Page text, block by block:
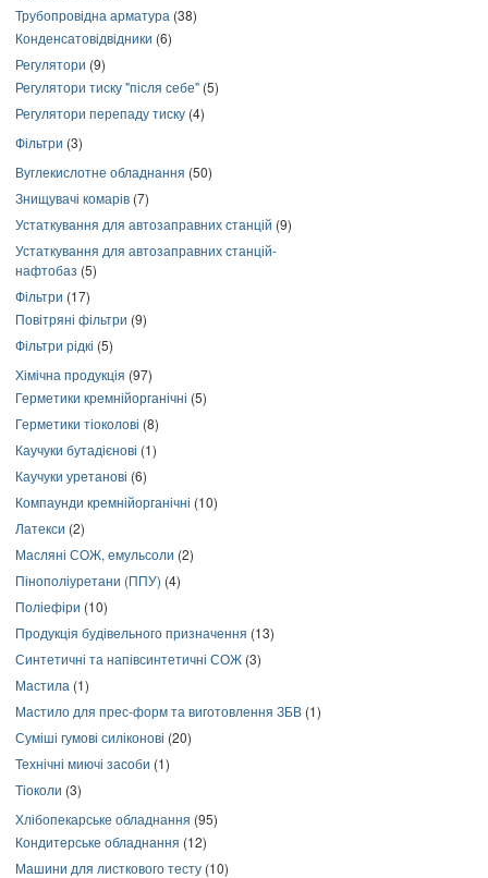
Трубопровідна арматура (38)
Конденсатовідвідники (6)
Регулятори (9)
Регулятори тиску "після себе" (5)
Регулятори перепаду тиску (4)
Фільтри (3)
Вуглекислотне обладнання (50)
Знищувачі комарів (7)
Устаткування для автозаправних станцій (9)
Устаткування для автозаправних станцій-
нафтобаз (5)
Фільтри (17)
Повітряні фільтри (9)
Фільтри рідкі (5)
Хімічна продукція (97)
Герметики кремнійорганічні (5)
Герметики тіоколові (8)
Каучуки бутадієнові (1)
Каучуки уретанові (6)
Компаунди кремнійорганічні (10)
Латекси (2)
Масляні СОЖ, емульсоли (2)
Пінополіуретани (ППУ) (4)
Поліефіри (10)
Продукція будівельного призначення (13)
Синтетичні та напівсинтетичні СОЖ (3)
Мастила (1)
Мастило для прес-форм та виготовлення ЗБВ (1)
Суміші гумові силіконові (20)
Технічні миючі засоби (1)
Тіоколи (3)
Хлібопекарське обладнання (95)
Кондитерське обладнання (12)
Машини для листкового тесту (10)